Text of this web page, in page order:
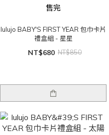
售完
lulujo BABY'S FIRST YEAR 包巾卡片
禮盒組 - 星星
NT$680 NT$850